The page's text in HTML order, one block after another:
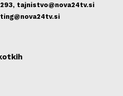
tajnistvo@nova24tv.si